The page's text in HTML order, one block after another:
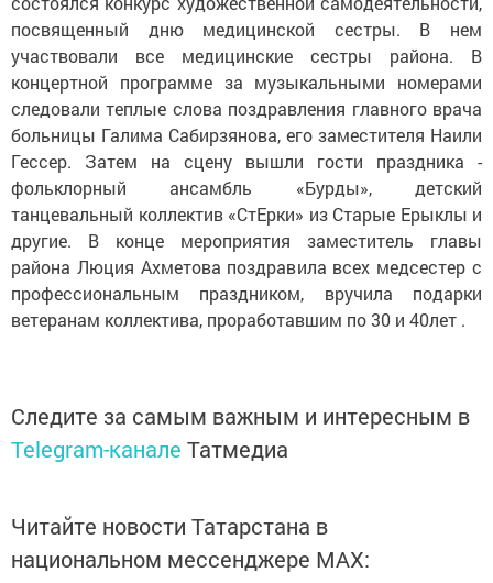
посвященный дню медицинской сестры. В нем
участвовали все медицинские сестры района. В
концертной программе за музыкальными номерами
следовали теплые слова поздравления главного врача
больницы Галима Сабирзянова, его заместителя Наили
Гессер. Затем на сцену вышли гости праздника -
фольклорный ансамбль «Бурды», детский
танцевальный коллектив «СтЕрки» из Старые Ерыклы и
другие. В конце мероприятия заместитель главы
района Люция Ахметова поздравила всех медсестер с
профессиональным праздником, вручила подарки
ветеранам коллектива, проработавшим по 30 и 40лет .
Следите за самым важным и интересным в
Telegram-канале Татмедиа
Читайте новости Татарстана в
национальном мессенджере MАХ: